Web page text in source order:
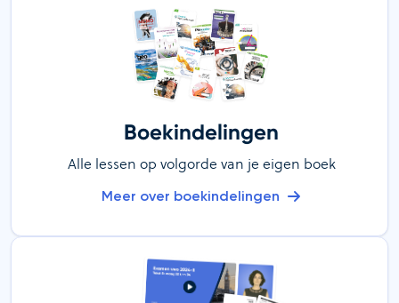
Boekindelingen
Alle lessen op volgorde van je eigen boek
Meer over boekindelingen